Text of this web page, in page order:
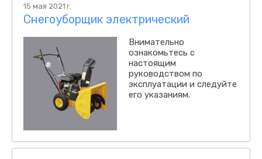
15 мая 2021 г.
Снегоуборщик электрический
Внимательно
ознакомьтесь с
настоящим
руководством по
эксплуатации и следуйте
его указаниям.